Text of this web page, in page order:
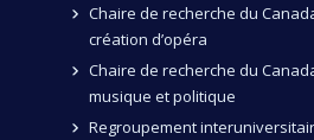
Chaire de recherche du
création d’opéra
Chaire de recherche du
musique et politique
Regroupement